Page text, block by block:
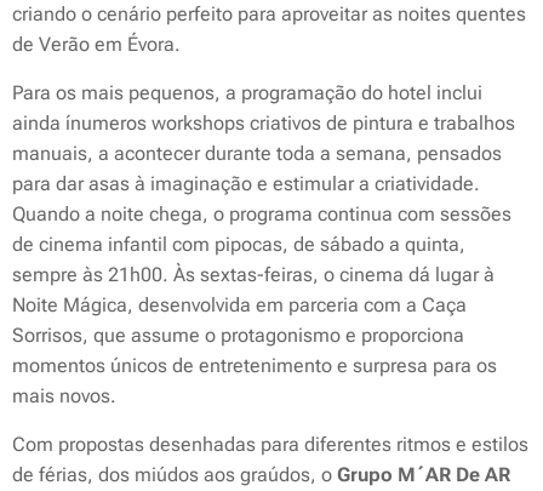
criando o cenário perfeito para aproveitar as noites quentes
de Verão em Évora.
Para os mais pequenos, a programação do hotel inclui
ainda ínumeros workshops criativos de pintura e trabalhos
manuais, a acontecer durante toda a semana, pensados
para dar asas à imaginação e estimular a criatividade.
Quando a noite chega, o programa continua com sessões
de cinema infantil com pipocas, de sábado a quinta,
sempre às 21h00. Às sextas-feiras, o cinema dá lugar à
Noite Mágica, desenvolvida em parceria com a Caça
Sorrisos, que assume o protagonismo e proporciona
momentos únicos de entretenimento e surpresa para os
mais novos.
Com propostas desenhadas para diferentes ritmos e estilos
de férias, dos miúdos aos graúdos, o Grupo M´AR De AR